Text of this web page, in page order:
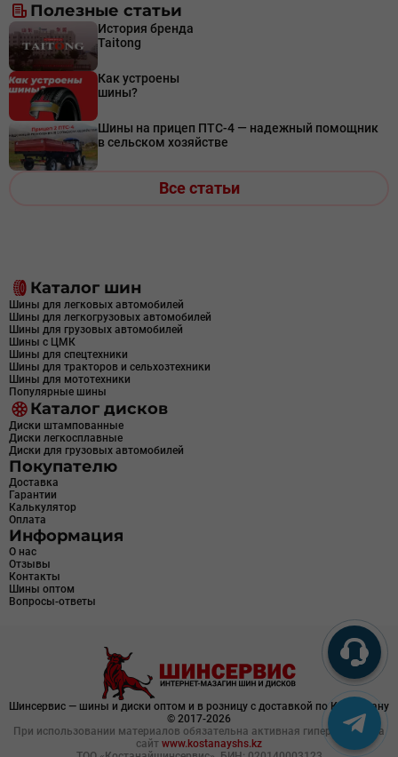
Полезные статьи
История бренда
Taitong
Как устроены
шины?
Шины на прицеп ПТС-4 — надежный помощник
в сельском хозяйстве
Все статьи
Каталог шин
Шины для легковых автомобилей
Шины для легкогрузовых автомобилей
Шины для грузовых автомобилей
Шины с ЦМК
Шины для спецтехники
Шины для тракторов и сельхозтехники
Шины для мототехники
Популярные шины
Каталог дисков
Диски штампованные
Диски легкосплавные
Диски для грузовых автомобилей
Покупателю
Доставка
Гарантии
Калькулятор
Оплата
Информация
О нас
Отзывы
Контакты
Шины оптом
Вопросы-ответы
Шинсервис — шины и диски оптом и в розницу с доставкой по Казахстану
© 2017-2026
При использовании материалов обязательна активная гиперссылка на
сайт www.kostanayshs.kz